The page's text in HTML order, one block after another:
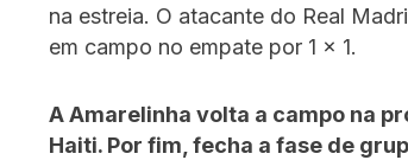
na estreia. O atacante do Real
em campo no empate por 1 x 1.
A Amarelinha volta a campo na
Haiti. Por fim, fecha a fase de